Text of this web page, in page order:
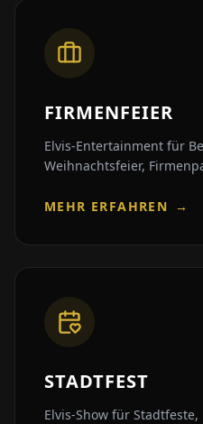
FIRMENFEIER
Elvis-Entertainment für
Weihnachtsfeier,
MEHR ERFAHREN →
STADTFEST
Elvis-Show für